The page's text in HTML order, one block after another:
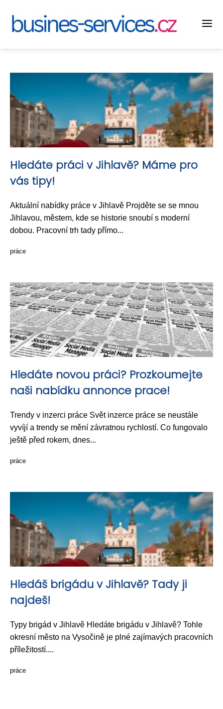
Hledáte práci v Jihlavě? Máme pro
vás tipy!
Aktuální nabídky práce v Jihlavě Projděte se se mnou
Jihlavou, městem, kde se historie snoubí s moderní
dobou. Pracovní trh tady přímo...
práce
Hledáte novou práci? Prozkoumejte
naši nabídku annonce prace!
Trendy v inzerci práce Svět inzerce práce se neustále
vyvíjí a trendy se mění závratnou rychlostí. Co fungovalo
ještě před rokem, dnes...
práce
Hledáš brigádu v Jihlavě? Tady ji
najdeš!
Typy brigád v Jihlavě Hledáte brigádu v Jihlavě? Tohle
okresní město na Vysočině je plné zajímavých pracovních
příležitostí....
práce